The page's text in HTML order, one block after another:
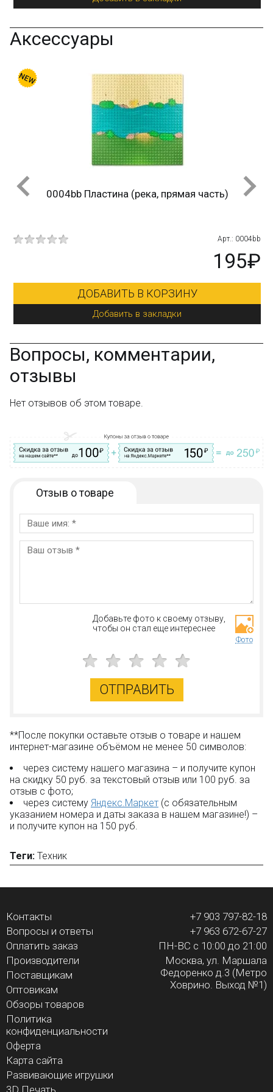
Аксессуары
0004bb Пластина (река, прямая часть)
Арт.: 0004bb
195₽
ДОБАВИТЬ В КОРЗИНУ
Добавить в закладки
Вопросы, комментарии,
отзывы
Нет отзывов об этом товаре.
Отзыв о товаре
Добавьте фото к своему отзыву,
чтобы он стал еще интереснее
Фото
ОТПРАВИТЬ
**После покупки оставьте отзыв о товаре и нашем
интернет-магазине объёмом не менее 50 символов:
через систему нашего магазина – и получите купон
на скидку 50 руб. за текстовый отзыв или 100 руб. за
отзыв с фото;
через систему Яндекс.Маркет (с обязательным
указанием номера и даты заказа в нашем магазине!) –
и получите купон на 150 руб.
Теги: Техник
Контакты
Вопросы и ответы
Оплатить заказ
Производители
Поставщикам
Оптовикам
Обзоры товаров
Политика
конфиденциальности
Оферта
Карта сайта
Развивающие игрушки
3D Печать
+7 903 797-82-18
+7 963 672-67-27
ПН-ВС с 10:00 до 21:00
Москва, ул. Маршала
Федоренко д.3 (Метро
Ховрино. Выход №1)